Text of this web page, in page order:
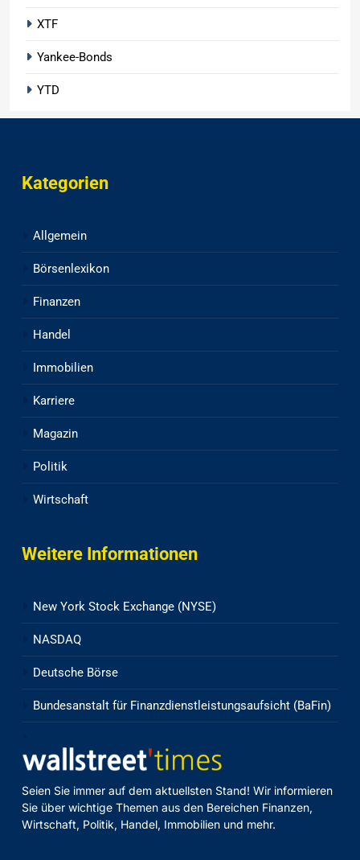
XTF
Yankee-Bonds
YTD
Kategorien
Allgemein
Börsenlexikon
Finanzen
Handel
Immobilien
Karriere
Magazin
Politik
Wirtschaft
Weitere Informationen
New York Stock Exchange (NYSE)
NASDAQ
Deutsche Börse
Bundesanstalt für Finanzdienstleistungsaufsicht (BaFin)
Seien Sie immer auf dem aktuellsten Stand! Wir informieren
Sie über wichtige Themen aus den Bereichen Finanzen,
Wirtschaft, Politik, Handel, Immobilien und mehr.